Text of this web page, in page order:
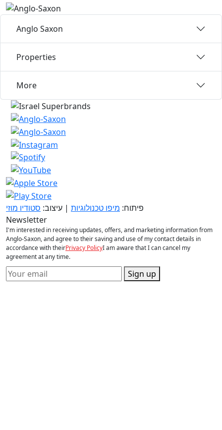
Anglo Saxon
Properties
More
פיתוח: מיפו טכנולוגיות | עיצוב: סטודיו מוזי
Newsletter
I'm interested in receiving updates, offers, and marketing information from
Anglo-Saxon, and agree to their saving and use of my contact details in
accordance with theirPrivacy PolicyI am aware that I can cancel my
agreement at any time.
Sign up